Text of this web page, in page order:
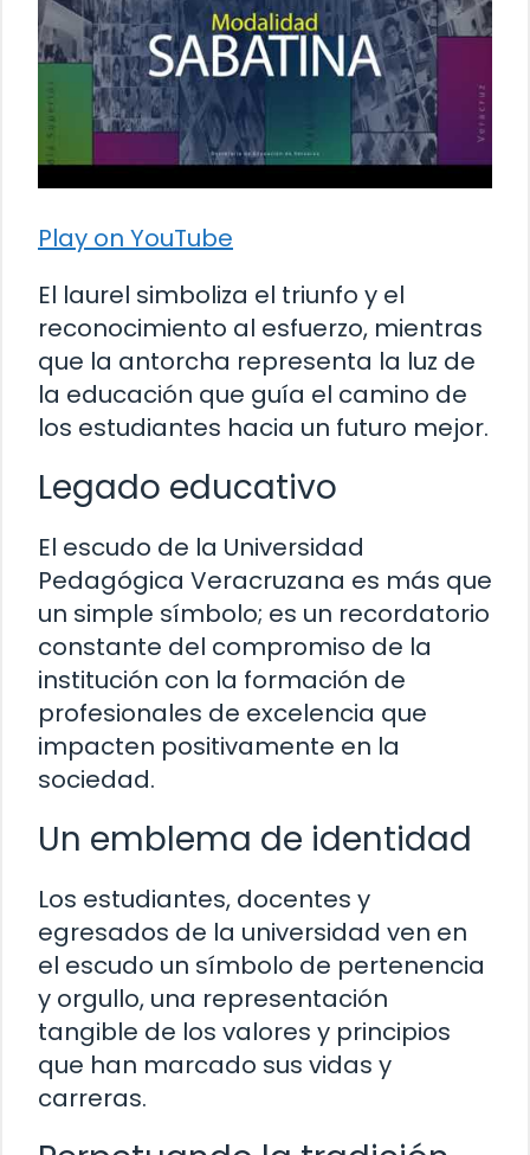
Play on YouTube
El laurel simboliza el triunfo y el
reconocimiento al esfuerzo, mientras
que la antorcha representa la luz de
la educación que guía el camino de
los estudiantes hacia un futuro mejor.
Legado educativo
El escudo de la Universidad
Pedagógica Veracruzana es más que
un simple símbolo; es un recordatorio
constante del compromiso de la
institución con la formación de
profesionales de excelencia que
impacten positivamente en la
sociedad.
Un emblema de identidad
Los estudiantes, docentes y
egresados de la universidad ven en
el escudo un símbolo de pertenencia
y orgullo, una representación
tangible de los valores y principios
que han marcado sus vidas y
carreras.